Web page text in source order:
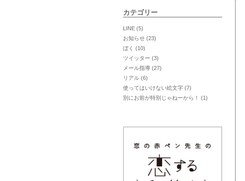
カテゴリー
LINE (5)
お知らせ (23)
ぼく (10)
ツイッター (3)
メール指導 (27)
リアル (6)
使ってはいけない絵文字 (7)
別にお前が特別じゃねーから！
(1)